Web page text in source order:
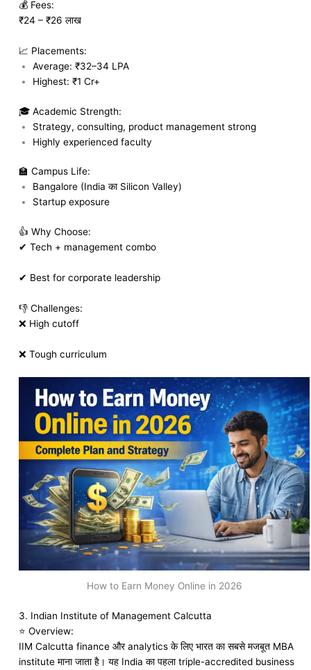
💰 Fees:
₹24 – ₹26 लाख
📈 Placements:
Average: ₹32–34 LPA
Highest: ₹1 Cr+
🎓 Academic Strength:
Strategy, consulting, product management strong
Highly experienced faculty
🏫 Campus Life:
Bangalore (India का Silicon Valley)
Startup exposure
👍 Why Choose:
✔ Tech + management combo
✔ Best for corporate leadership
👎 Challenges:
❌ High cutoff
❌ Tough curriculum
How to Earn Money Online in 2026
3. Indian Institute of Management Calcutta
⭐ Overview:
IIM Calcutta finance और analytics के लिए भारत का सबसे मजबूत MBA
institute माना जाता है। यह India का पहला triple-accredited business